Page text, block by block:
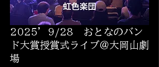
2025’9/28 おとなのバン
ド大賞授賞式ライブ＠大岡山劇
場